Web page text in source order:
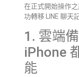
在正式開始操作
功轉移 LINE 聊天
1. 雲端
iPhone
能